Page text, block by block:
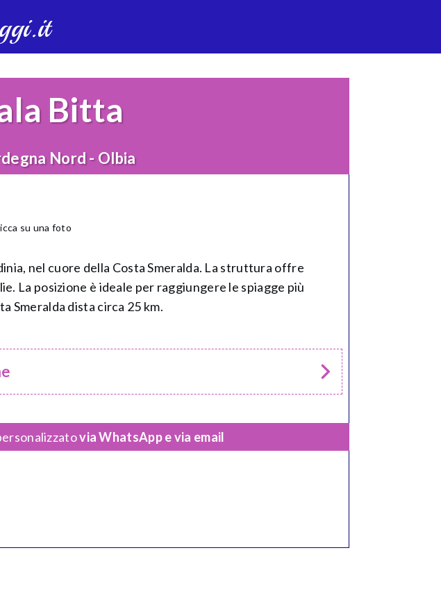
Bitta
Nord - Olbia
su una foto
nel cuore della Costa Smeralda. La struttura offre
La posizione è ideale per raggiungere le spiagge più
Smeralda dista circa 25 km.
via WhatsApp e via email